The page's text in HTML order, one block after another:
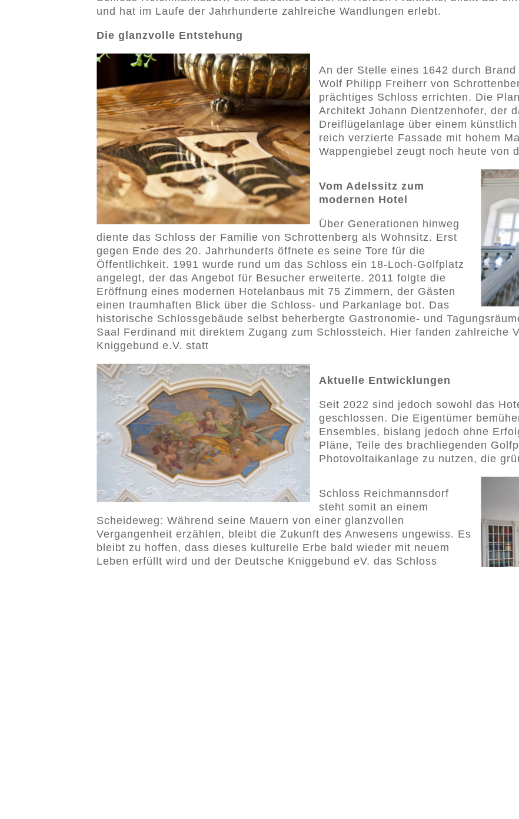
und hat im Laufe der Jahrhunderte zahlreiche Wandlungen erlebt.
Die glanzvolle Entstehung
An der Stelle eines 1642 durch
Wolf Philipp Freiherr von
prächtiges Schloss errichten. Die
Architekt Johann Dientzenhofer, der
Dreiflügelanlage über einem
reich verzierte Fassade mit hohem
Wappengiebel zeugt noch heute von
Vom Adelssitz zum
modernen Hotel
Über Generationen hinweg
diente das Schloss der Familie von Schrottenberg als Wohnsitz. Erst
gegen Ende des 20. Jahrhunderts öffnete es seine Tore für die
Öffentlichkeit. 1991 wurde rund um das Schloss ein 18-Loch-Golfplatz
angelegt, der das Angebot für Besucher erweiterte. 2011 folgte die
Eröffnung eines modernen Hotelanbaus mit 75 Zimmern, der Gästen
einen traumhaften Blick über die Schloss- und Parkanlage bot. Das
historische Schlossgebäude selbst beherbergte Gastronomie- und
Saal Ferdinand mit direktem Zugang zum Schlossteich. Hier fanden zahlreiche
Kniggebund e.V. statt
Aktuelle Entwicklungen
Seit 2022 sind jedoch sowohl das
geschlossen. Die Eigentümer
Ensembles, bislang jedoch ohne
Pläne, Teile des brachliegenden
Photovoltaikanlage zu nutzen, die
Schloss Reichmannsdorf
steht somit an einem
Scheideweg: Während seine Mauern von einer glanzvollen
Vergangenheit erzählen, bleibt die Zukunft des Anwesens ungewiss. Es
bleibt zu hoffen, dass dieses kulturelle Erbe bald wieder mit neuem
Leben erfüllt wird und der Deutsche Kniggebund eV. das Schloss